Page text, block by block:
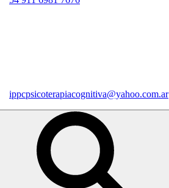
ippcpsicoterapiacognitiva@yahoo.com.ar